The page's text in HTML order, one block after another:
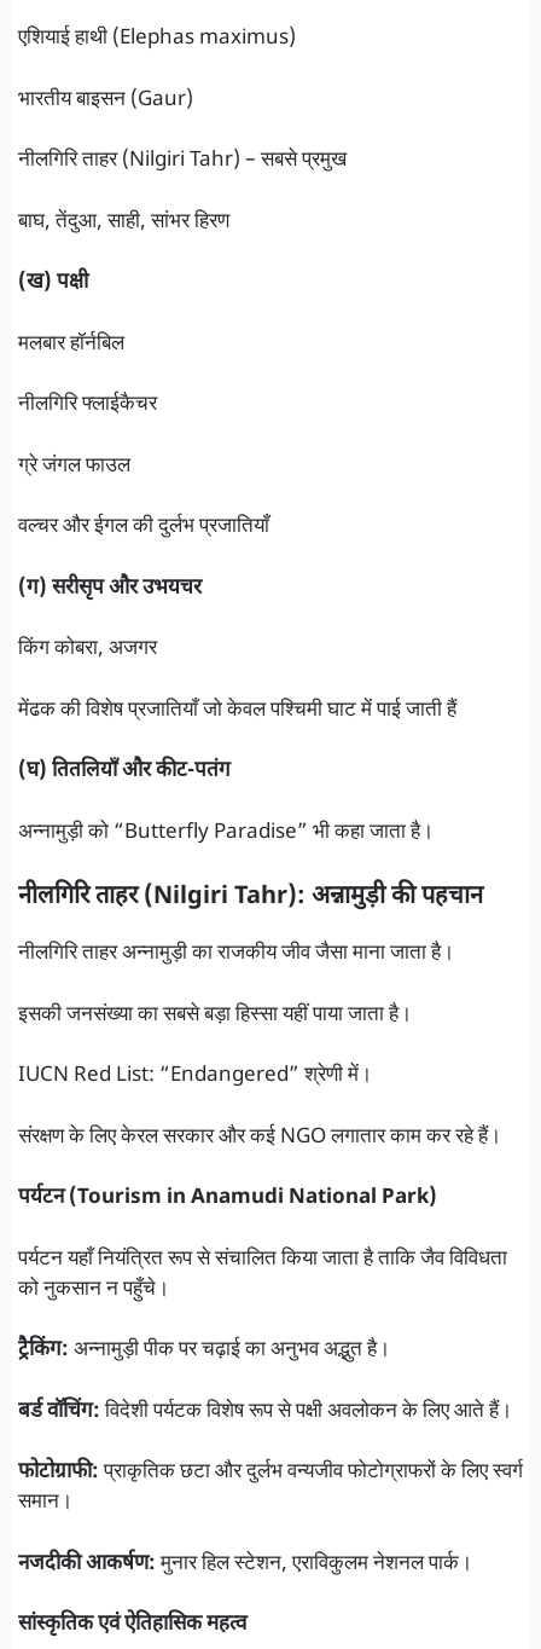
एशियाई हाथी (Elephas maximus)
भारतीय बाइसन (Gaur)
नीलगिरि ताहर (Nilgiri Tahr) – सबसे प्रमुख
बाघ, तेंदुआ, साही, सांभर हिरण
(ख) पक्षी
मलबार हॉर्नबिल
नीलगिरि फ्लाईकैचर
ग्रे जंगल फाउल
वल्चर और ईगल की दुर्लभ प्रजातियाँ
(ग) सरीसृप और उभयचर
किंग कोबरा, अजगर
मेंढक की विशेष प्रजातियाँ जो केवल पश्चिमी घाट में पाई जाती हैं
(घ) तितलियाँ और कीट-पतंग
अन्नामुड़ी को “Butterfly Paradise” भी कहा जाता है।
नीलगिरि ताहर (Nilgiri Tahr): अन्नामुड़ी की पहचान
नीलगिरि ताहर अन्नामुड़ी का राजकीय जीव जैसा माना जाता है।
इसकी जनसंख्या का सबसे बड़ा हिस्सा यहीं पाया जाता है।
IUCN Red List: “Endangered” श्रेणी में।
संरक्षण के लिए केरल सरकार और कई NGO लगातार काम कर रहे हैं।
पर्यटन (Tourism in Anamudi National Park)
पर्यटन यहाँ नियंत्रित रूप से संचालित किया जाता है ताकि जैव विविधता
को नुकसान न पहुँचे।
ट्रैकिंग: अन्नामुड़ी पीक पर चढ़ाई का अनुभव अद्भुत है।
बर्ड वॉचिंग:विदेशी पर्यटक विशेष रूप से पक्षी अवलोकन के लिए आते हैं।
फोटोग्राफी:प्राकृतिक छटा और दुर्लभ वन्यजीव फोटोग्राफरों के लिए स्वर्ग
समान।
नजदीकी आकर्षण:मुनार हिल स्टेशन, एराविकुलम नेशनल पार्क।
सांस्कृतिक एवं ऐतिहासिक महत्व